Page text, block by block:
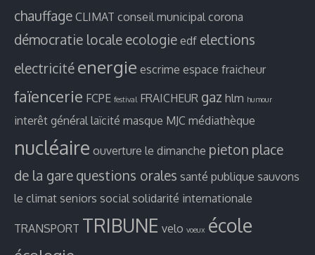
chauffage CLIMAT conseil municipal corona
démocratie locale ecologie edf elections
electricité energie escrime espace fraicheur
faïencerie FCPE festival FRAICHEUR gaz hlm humour
interêt général laïcité masque MJC médiathèque
nucléaire ouverture le dimanche pieton place
de la gare questions orales santé publique sauvons
le climat seniors social solidarité internationale
TRANSPORT TRIBUNE velo voeux école